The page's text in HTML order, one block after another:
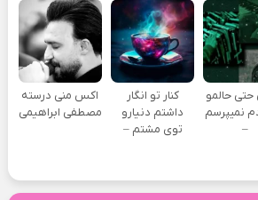
حتی حالمو
نمیپرسم
–
کنار تو انگار
داشتم دنیارو
توی مشتم –
اکس منی درسته
مصطفی ابراهیمی